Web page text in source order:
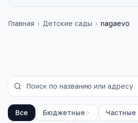
Главная › Детские сады › nagaevo
Все Бюджетные Частные